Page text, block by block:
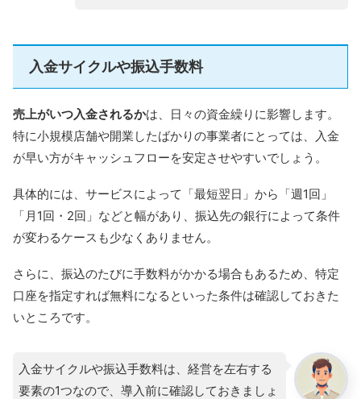
入金サイクルや振込手数料
売上がいつ入金されるかは、日々の資金繰りに影響します。
特に小規模店舗や開業したばかりの事業者にとっては、入金
が早い方がキャッシュフローを安定させやすいでしょう。
具体的には、サービスによって「最短翌日」から「週1回」
「月1回・2回」などと幅があり、振込先の銀行によって条件
が変わるケースも少なくありません。
さらに、振込のたびに手数料がかかる場合もあるため、特定
口座を指定すれば無料になるといった条件は確認しておきた
いところです。
入金サイクルや振込手数料は、経営を左右する
要素の1つなので、導入前に確認しておきましょ